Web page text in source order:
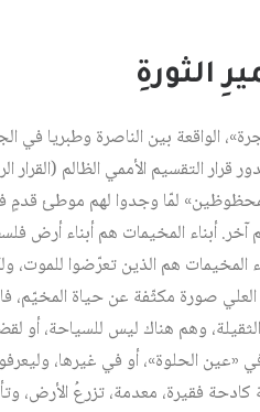
الثورةِ
عام 1936، في «قرية الشجرة»، الواقعة بين
لمّا وجدوا لهم موطئ
أبناء المخيمات هم أبناء أرض
هم الذين تعرّضوا للموت،
صورة مكثّفة عن حياة المخيّم،
وهم هناك ليس للسياحة، أو
في «عين الحلوة»، أو في غيرها،
كادحة فقيرة، معدمة، تزرعُ الأرض،